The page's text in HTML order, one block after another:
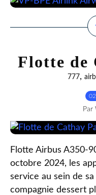
Flotte de
777,
Par
Flotte Airbus A350-
octobre 2024, les
service au sein de
compagnie dessert